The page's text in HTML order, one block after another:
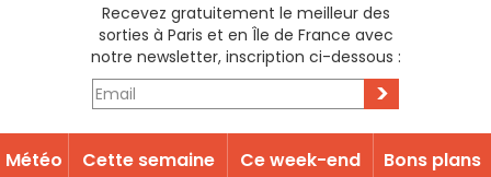
Recevez gratuitement le meilleur des
sorties à Paris et en Île de France avec
notre newsletter, inscription ci-dessous :
>
Météo Cette semaine Ce week-end Bons plans